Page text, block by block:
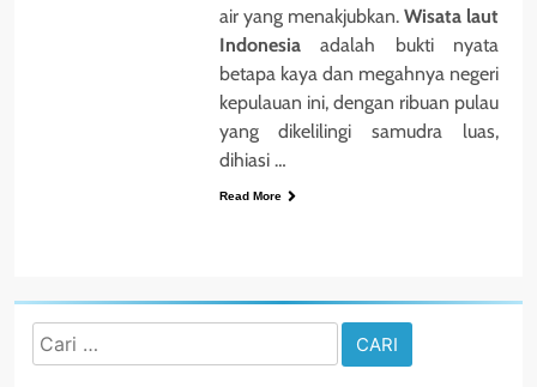
air yang menakjubkan. Wisata laut
Indonesiaadalah bukti nyata
betapa kaya dan megahnya negeri
kepulauan ini, dengan ribuan pulau
yang dikelilingi samudra luas,
dihiasi …
Read More
Cari
untuk: